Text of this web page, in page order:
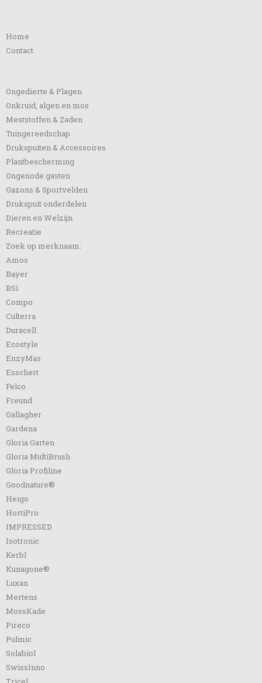
Home
Contact
Ongedierte & Plagen
Onkruid, algen en mos
Meststoffen & Zaden
Tuingereedschap
Drukspuiten & Accessoires
Plantbescherming
Ongenode gasten
Gazons & Sportvelden
Drukspuit onderdelen
Dieren en Welzijn
Recreatie
Zoek op merknaam:
Amos
Bayer
BSi
Compo
Culterra
Duracell
Ecostyle
EnzyMas
Esschert
Felco
Freund
Gallagher
Gardena
Gloria Garten
Gloria MultiBrush
Gloria Profiline
Goodnature®
Heigo
HortiPro
IMPRESSED
Isotronic
Kerbl
Kunagone®
Luxan
Mertens
MossKade
Pireco
Pulmic
Solabiol
SwissInno